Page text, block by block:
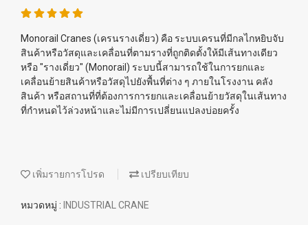
Monorail Cranes (เครนรางเดี่ยว) คือ ระบบเครนที่มีกลไกหยิบจับ
สินค้าหรือวัสดุและเคลื่อนที่ตามรางที่ถูกติดตั้งให้มีเส้นทางเดียว
หรือ "รางเดี่ยว" (Monorail) ระบบนี้สามารถใช้ในการยกและ
เคลื่อนย้ายสินค้าหรือวัสดุไปยังพื้นที่ต่าง ๆ ภายในโรงงาน คลัง
สินค้า หรือสถานที่ที่ต้องการการยกและเคลื่อนย้ายวัสดุในเส้นทาง
ที่กำหนดไว้ล่วงหน้าและไม่มีการเปลี่ยนแปลงบ่อยครั้ง
เพิ่มรายการโปรด เปรียบเทียบ
หมวดหมู่ : INDUSTRIAL CRANE